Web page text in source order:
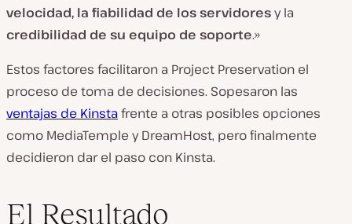
velocidad, la fiabilidad de los servidoresy la
credibilidad de su equipo de soporte.»
Estos factores facilitaron a Project Preservation el
proceso de toma de decisiones. Sopesaron las
ventajas de Kinstafrente a otras posibles opciones
como MediaTemple y DreamHost, pero finalmente
decidieron dar el paso con Kinsta.
El Resultado